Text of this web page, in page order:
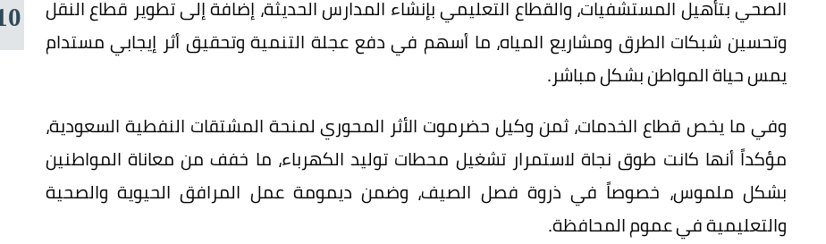
الصحي بتأهيل المستشفيات، والقطاع التعليمي بإنشاء المدارس الحديثة، إضافة إلى تطوير قطاع النقل
وتحسين شبكات الطرق ومشاريع المياه، ما أسهم في دفع عجلة التنمية وتحقيق أثر إيجابي مستدام
يمس حياة المواطن بشكل مباشر.
وفي ما يخص قطاع الخدمات، ثمن وكيل حضرموت الأثر المحوري لمنحة المشتقات النفطية السعودية،
مؤكداً أنها كانت طوق نجاة لاستمرار تشغيل محطات توليد الكهرباء، ما خفف من معاناة المواطنين
بشكل ملموس، خصوصاً في ذروة فصل الصيف، وضمن ديمومة عمل المرافق الحيوية والصحية
والتعليمية في عموم المحافظة.